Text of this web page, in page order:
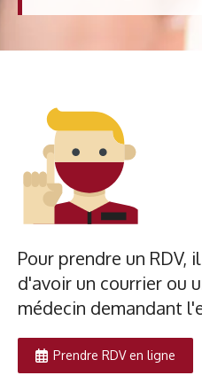
Pour prendre un RDV,
d'avoir un courrier ou
médecin demandant
Prendre RDV en ligne